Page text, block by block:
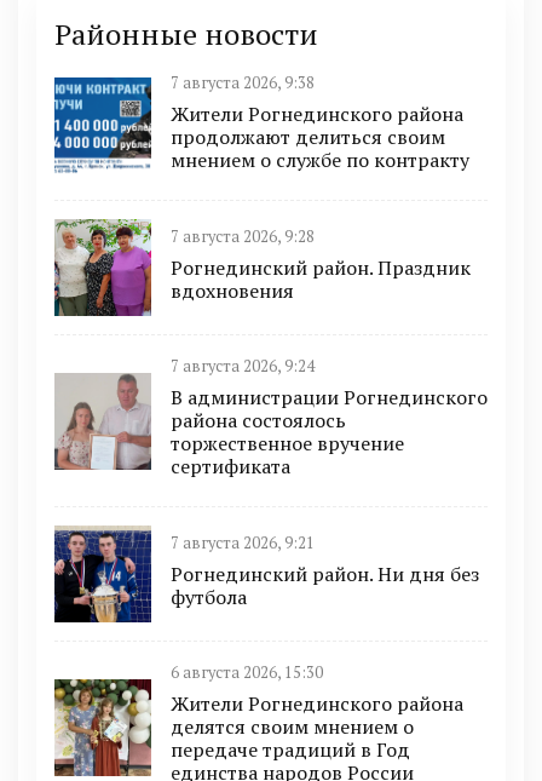
Районные новости
7 августа 2026, 9:38
Жители Рогнединского района
продолжают делиться своим
мнением о службе по контракту
7 августа 2026, 9:28
Рогнединский район. Праздник
вдохновения
7 августа 2026, 9:24
В администрации Рогнединского
района состоялось
торжественное вручение
сертификата
7 августа 2026, 9:21
Рогнединский район. Ни дня без
футбола
6 августа 2026, 15:30
Жители Рогнединского района
делятся своим мнением о
передаче традиций в Год
единства народов России